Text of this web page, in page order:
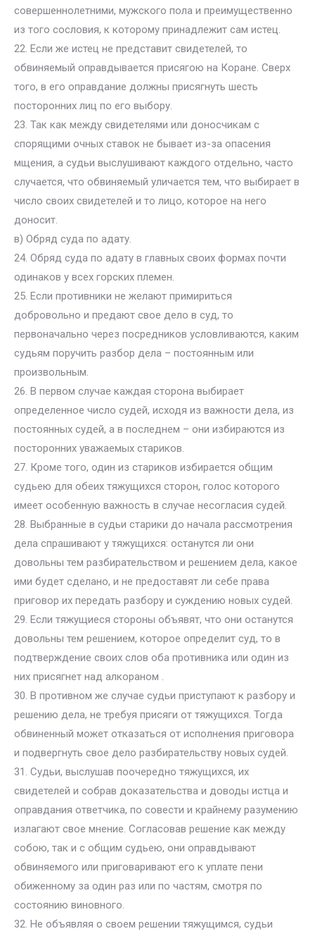
совершеннолетними, мужского пола и преимущественно
из того сословия, к которому принадлежит сам истец.
22. Если же истец не представит свидетелей, то
обвиняемый оправдывается присягою на Коране. Сверх
того, в его оправдание должны присягнуть шесть
посторонних лиц по его выбору.
23. Так как между свидетелями или доносчикам с
спорящими очных ставок не бывает из-за опасения
мщения, а судьи выслушивают каждого отдельно, часто
случается, что обвиняемый уличается тем, что выбирает в
число своих свидетелей и то лицо, которое на него
доносит.
в) Обряд суда по адату.
24. Обряд суда по адату в главных своих формах почти
одинаков у всех горских племен.
25. Если противники не желают примириться
добровольно и предают свое дело в суд, то
первоначально через посредников условливаются, каким
судьям поручить разбор дела – постоянным или
произвольным.
26. В первом случае каждая сторона выбирает
определенное число судей, исходя из важности дела, из
постоянных судей, а в последнем – они избираются из
посторонних уважаемых стариков.
27. Кроме того, один из стариков избирается общим
судьею для обеих тяжущихся сторон, голос которого
имеет особенную важность в случае несогласия судей.
28. Выбранные в судьи старики до начала рассмотрения
дела спрашивают у тяжущихся: останутся ли они
довольны тем разбирательством и решением дела, какое
ими будет сделано, и не предоставят ли себе права
приговор их передать разбору и суждению новых судей.
29. Если тяжущиеся стороны объявят, что они останутся
довольны тем решением, которое определит суд, то в
подтверждение своих слов оба противника или один из
них присягнет над алкораном .
30. В противном же случае судьи приступают к разбору и
решению дела, не требуя присяги от тяжущихся. Тогда
обвиненный может отказаться от исполнения приговора
и подвергнуть свое дело разбирательству новых судей.
31. Судьи, выслушав поочередно тяжущихся, их
свидетелей и собрав доказательства и доводы истца и
оправдания ответчика, по совести и крайнему разумению
излагают свое мнение. Согласовав решение как между
собою, так и с общим судьею, они оправдывают
обвиняемого или приговаривают его к уплате пени
обиженному за один раз или по частям, смотря по
состоянию виновного.
32. Не объявляя о своем решении тяжущимся, судьи